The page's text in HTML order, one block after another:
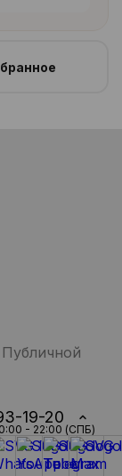
19-20
- 22:00 (СПБ)